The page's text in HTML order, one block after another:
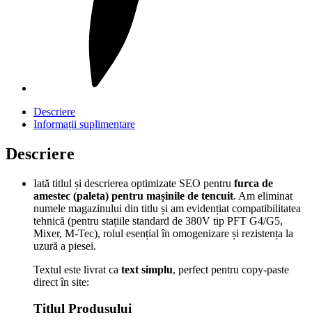
Descriere
Informații suplimentare
Descriere
Iată titlul și descrierea optimizate SEO pentru furca de
amestec (paleta) pentru mașinile de tencuit. Am eliminat
numele magazinului din titlu și am evidențiat compatibilitatea
tehnică (pentru stațiile standard de 380V tip PFT G4/G5,
Mixer, M-Tec), rolul esențial în omogenizare și rezistența la
uzură a piesei.
Textul este livrat ca text simplu, perfect pentru copy-paste
direct în site:
Titlul Produsului